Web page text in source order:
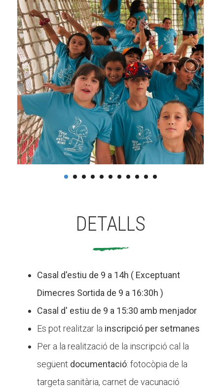
DETALLS
Casal d'estiu de 9 a 14h ( Exceptuant
Dimecres Sortida de 9 a 16:30h )
Casal d' estiu de 9 a 15:30 amb menjador
Es pot realitzar la inscripció per setmanes
Per a la realització de la inscripció cal la
següent documentació: fotocòpia de la
targeta sanitària, carnet de vacunació